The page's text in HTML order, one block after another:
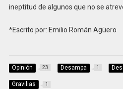
ineptitud de algunos que no se
*Escrito por: Emilio Román Agüero
Opinión 23 Desampa 1
Gravilias 1